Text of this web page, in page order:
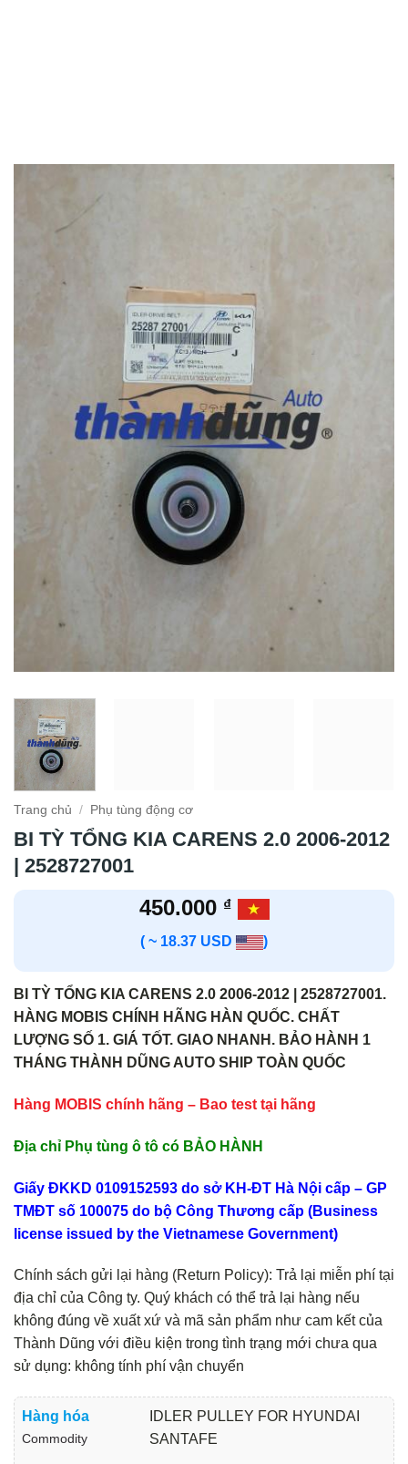
Trang chủ / Phụ tùng động cơ
BI TỲ TỔNG KIA CARENS 2.0 2006-2012
| 2528727001
450.000 ₫
( ~ 18.37 USD )
BI TỲ TỔNG KIA CARENS 2.0 2006-2012 | 2528727001.
HÀNG MOBIS CHÍNH HÃNG HÀN QUỐC. CHẤT
LƯỢNG SỐ 1. GIÁ TỐT. GIAO NHANH. BẢO HÀNH 1
THÁNG THÀNH DŨNG AUTO SHIP TOÀN QUỐC
Hàng MOBIS chính hãng – Bao test tại hãng
Địa chỉ Phụ tùng ô tô có BẢO HÀNH
Giấy ĐKKD 0109152593 do sở KH-ĐT Hà Nội cấp – GP
TMĐT số 100075 do bộ Công Thương cấp (Business
license issued by the Vietnamese Government)
Chính sách gửi lại hàng (Return Policy): Trả lại miễn phí tại
địa chỉ của Công ty. Quý khách có thể trả lại hàng nếu
không đúng về xuất xứ và mã sản phẩm như cam kết của
Thành Dũng với điều kiện trong tình trạng mới chưa qua
sử dụng: không tính phí vận chuyển
Hàng hóa
Commodity
IDLER PULLEY FOR HYUNDAI
SANTAFE